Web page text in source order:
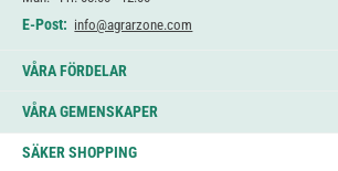
E-Post: info@agrarzone.com
VÅRA FÖRDELAR
VÅRA GEMENSKAPER
SÄKER SHOPPING